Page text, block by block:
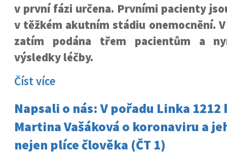
v první fázi určena. Prvními pacienty
v těžkém akutním stádiu onemocnění.
zatím podána třem pacientům a
výsledky léčby.
Číst více
Napsali o nás: V pořadu Linka
Martina Vašáková o koronaviru a
nejen plíce člověka (ČT 1)